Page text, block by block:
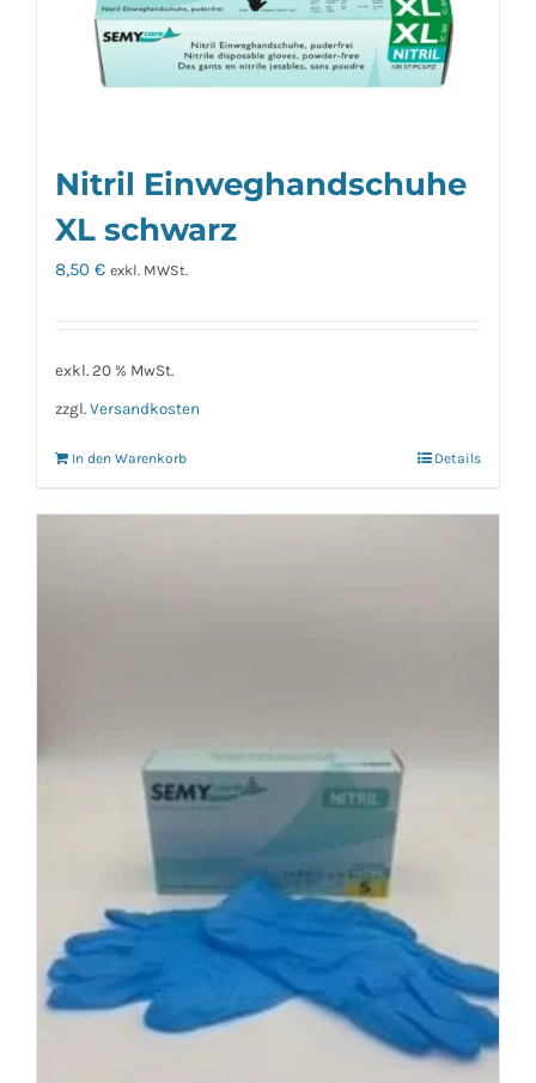
Nitril Einweghandschuhe
XL schwarz
8,50 € exkl. MWSt.
exkl. 20 % MwSt.
zzgl. Versandkosten
In den Warenkorb Details